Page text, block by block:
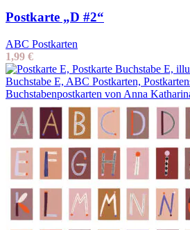
Postkarte „D #2“
ABC Postkarten
1,99 €